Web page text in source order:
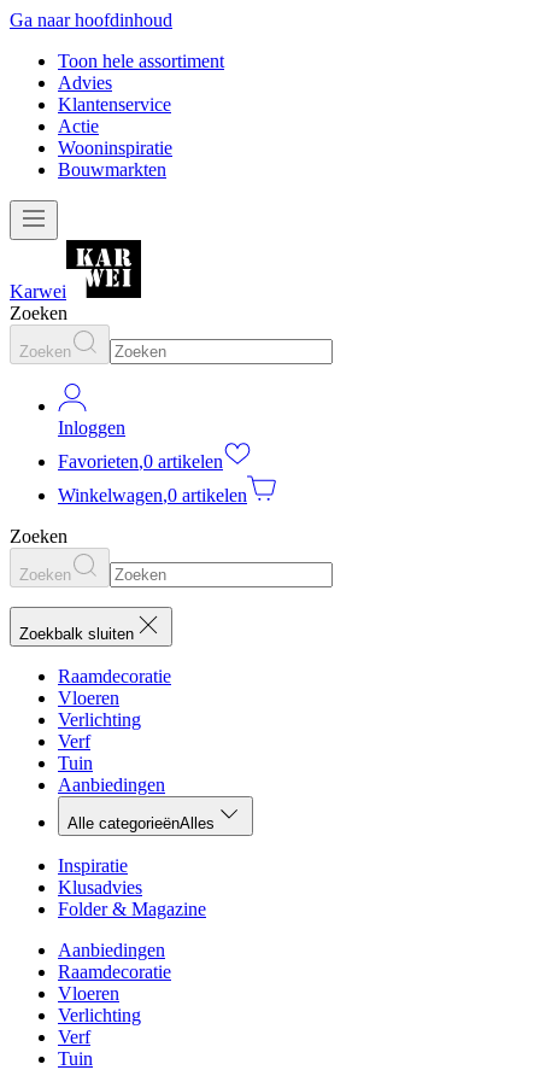
Ga naar hoofdinhoud
Toon hele assortiment
Advies
Klantenservice
Actie
Wooninspiratie
Bouwmarkten
Karwei
Zoeken
Zoeken
Inloggen
Favorieten,0 artikelen
Winkelwagen,0 artikelen
Zoeken
Zoeken
Zoekbalk sluiten
Raamdecoratie
Vloeren
Verlichting
Verf
Tuin
Aanbiedingen
Alle categorieënAlles
Inspiratie
Klusadvies
Folder & Magazine
Aanbiedingen
Raamdecoratie
Vloeren
Verlichting
Verf
Tuin